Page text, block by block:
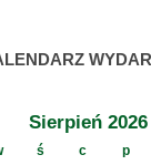
Sierpień 2026
ś c p